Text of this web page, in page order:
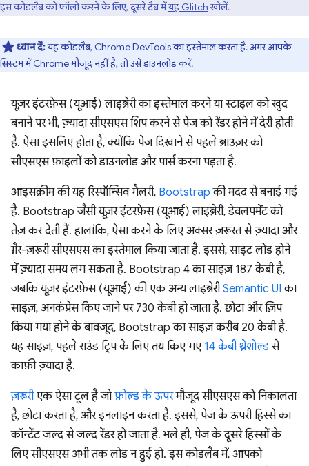
इस कोडलैब को फ़ॉलो करने के लिए, दूसरे टैब मेंयह Glitchखोलें.
ध्यान दें:यह कोडलैब, Chrome DevTools का इस्तेमाल करता है. अगर आपके
सिस्टम में Chrome मौजूद नहीं है, तो उसेडाउनलोड करें.
यूज़र इंटरफ़ेस (यूआई) लाइब्रेरी का इस्तेमाल करने या स्टाइल को खुद
बनाने पर भी, ज़्यादा सीएसएस शिप करने से पेज को रेंडर होने में देरी होती
है. ऐसा इसलिए होता है, क्योंकि पेज दिखाने से पहले ब्राउज़र को
सीएसएस फ़ाइलों को डाउनलोड और पार्स करना पड़ता है.
आइसक्रीम की यह रिस्पॉन्सिव गैलरी, Bootstrap की मदद से बनाई गई
है. Bootstrap जैसी यूज़र इंटरफ़ेस (यूआई) लाइब्रेरी, डेवलपमेंट को
तेज़ कर देती हैं. हालांकि, ऐसा करने के लिए अक्सर ज़रूरत से ज़्यादा और
ग़ैर-ज़रूरी सीएसएस का इस्तेमाल किया जाता है. इससे, साइट लोड होने
में ज़्यादा समय लग सकता है. Bootstrap 4 का साइज़ 187 केबी है,
जबकि यूज़र इंटरफ़ेस (यूआई) की एक अन्य लाइब्रेरीSemantic UI का
साइज़, अनकंप्रेस किए जाने पर 730 केबी हो जाता है. छोटा और ज़िप
किया गया होने के बावजूद, Bootstrap का साइज़ करीब 20 केबी है.
यह साइज़, पहले राउंड ट्रिप के लिए तय किए गए 14 केबी थ्रेशोल्डसे
काफ़ी ज़्यादा है.
ज़रूरीएक ऐसा टूल है जोफ़ोल्ड के ऊपरमौजूद सीएसएस को निकालता
है, छोटा करता है, और इनलाइन करता है. इससे, पेज के ऊपरी हिस्से का
कॉन्टेंट जल्द से जल्द रेंडर हो जाता है. भले ही, पेज के दूसरे हिस्सों के
लिए सीएसएस अभी तक लोड न हुई हो. इस कोडलैब में, आपको